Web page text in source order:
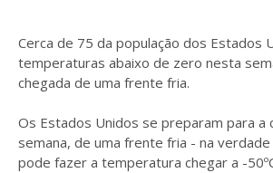
Cerca de 75 da população dos Estados
temperaturas abaixo de zero nesta
chegada de uma frente fria.
Os Estados Unidos se preparam para a
semana, de uma frente fria - na
pode fazer a temperatura chegar a -